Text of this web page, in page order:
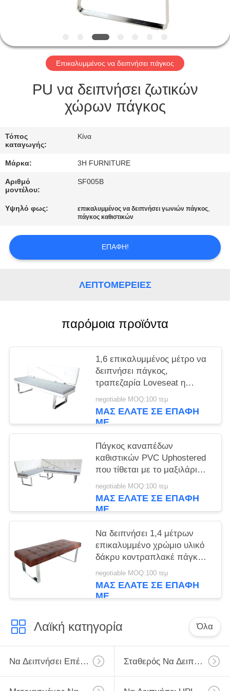
ΕΠΑΦΉ
ΗΠΑ
ΖΗΤΉΣΤΕ
ΑΠΌΣΠΑΣΜΑ
SITEMAP
PRIVACY
POLICY
Επικαλυμμένος να δειπνήσει πάγκος
PU να δειπνήσει ζωτικών
χώρων πάγκος
Τόπος
καταγωγής:
Κίνα
Μάρκα: 3H FURNITURE
Αριθμό
μοντέλου:
SF005B
Υψηλό φως: επικαλυμμένος να δειπνήσει γωνιών πάγκος,
πάγκος καθιστικών
ΕΠΑΦΉ!
ΛΕΠΤΟΜΈΡΕΙΕΣ
παρόμοια προϊόντα
1,6 επικαλυμμένος μέτρο να
δειπνήσει πάγκος,
τραπεζαρία Loveseat η
άσπρη Shell
negotiable MOQ:100 τεμ
ΜΑΣ ΕΛΆΤΕ ΣΕ ΕΠΑΦΉ
ΜΕ
Πάγκος καναπέδων
καθιστικών PVC Uphostered
που τίθεται με το μαξιλάρι
υφάσματος Removeable
negotiable MOQ:100 τεμ
ΜΑΣ ΕΛΆΤΕ ΣΕ ΕΠΑΦΉ
ΜΕ
Να δειπνήσει 1,4 μέτρων
επικαλυμμένο χρώμιο υλικό
δάκρυ κοντραπλακέ πάγκων
ανθεκτικό
negotiable MOQ:100 τεμ
ΜΑΣ ΕΛΆΤΕ ΣΕ ΕΠΑΦΉ
ΜΕ
Λαϊκή κατηγορία Όλα
Να Δειπνήσει Επέκτασης Πίνακας Σταθερός Να Δειπνήσει Πίνακας